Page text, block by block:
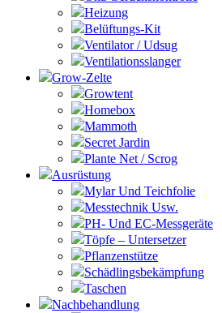
Heizung
Belüftungs-Kit
Ventilator / Udsug
Ventilationsslanger
Grow-Zelte
Growtent
Homebox
Mammoth
Secret Jardin
Plante Net / Scrog
Ausrüstung
Mylar Und Teichfolie
Messtechnik Usw.
PH- Und EC-Messgeräte
Töpfe – Untersetzer
Pflanzenstütze
Schädlingsbekämpfung
Taschen
Nachbehandlung